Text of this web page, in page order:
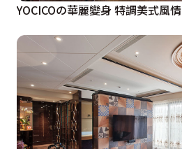
YOCICOの華麗變身 特調美式風情